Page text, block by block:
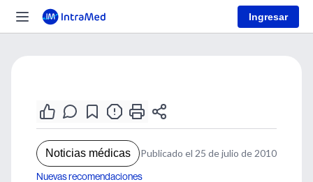
Ingresar
Noticias médicas Publicado el 25 de julio de 2010
Nuevas recomendaciones